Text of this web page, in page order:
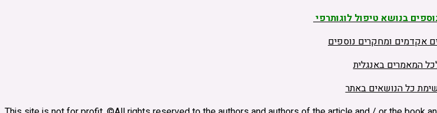
בנושא טיפול לוגותרפי
אקדמים ומחקרים נוספים
המאמרים באנגלית
כל הנושאים באתר